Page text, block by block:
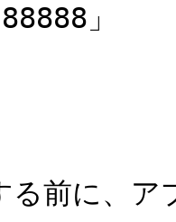
」
る前に、